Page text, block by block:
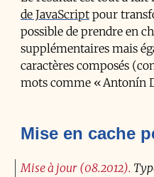
de JavaScriptpour
possible de prendre en
supplémentaires mais
caractères composés
mots comme « Antonín
Mise en cache
Mise à jour (08.2012)